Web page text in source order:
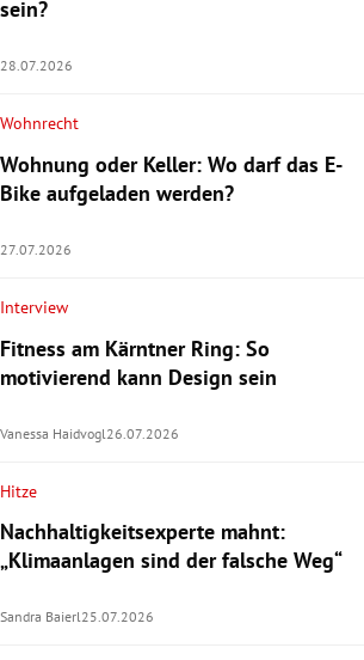
sein?
28.07.2026
Wohnrecht
Wohnung oder Keller: Wo darf das E-
Bike aufgeladen werden?
27.07.2026
Interview
Fitness am Kärntner Ring: So
motivierend kann Design sein
Vanessa Haidvogl 26.07.2026
Hitze
Nachhaltigkeitsexperte mahnt:
„Klimaanlagen sind der falsche Weg“
Sandra Baierl25.07.2026